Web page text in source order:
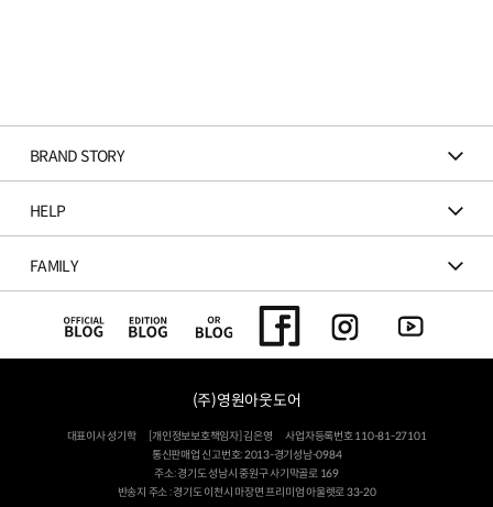
BRAND STORY
HELP
FAMILY
(주)영원아웃도어
대표이사 성기학 [개인정보보호책임자] 김은영
사업자등록번호 110-81-27101
통신판매업 신고번호: 2013-경기성남-0984
주소: 경기도 성남시 중원구 사기막골로 169
반송지 주소 : 경기도 이천시 마장면 프리미엄 아울렛로 33-20